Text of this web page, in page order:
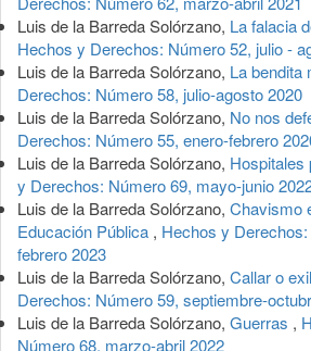
Luis de la Barreda Solórzano, La falacia
Hechos y Derechos: Número 52, julio -
Luis de la Barreda Solórzano, La bendita
Derechos: Número 58, julio-agosto 2020
Luis de la Barreda Solórzano, No nos
Derechos: Número 55, enero-febrero
Luis de la Barreda Solórzano, Hospitales
y Derechos: Número 69, mayo-junio
Luis de la Barreda Solórzano, Chavismo
Educación Pública , Hechos y
febrero 2023
Luis de la Barreda Solórzano, Callar o
Derechos: Número 59, septiembre-
Luis de la Barreda Solórzano, Guerras ,
Número 68, marzo-abril 2022